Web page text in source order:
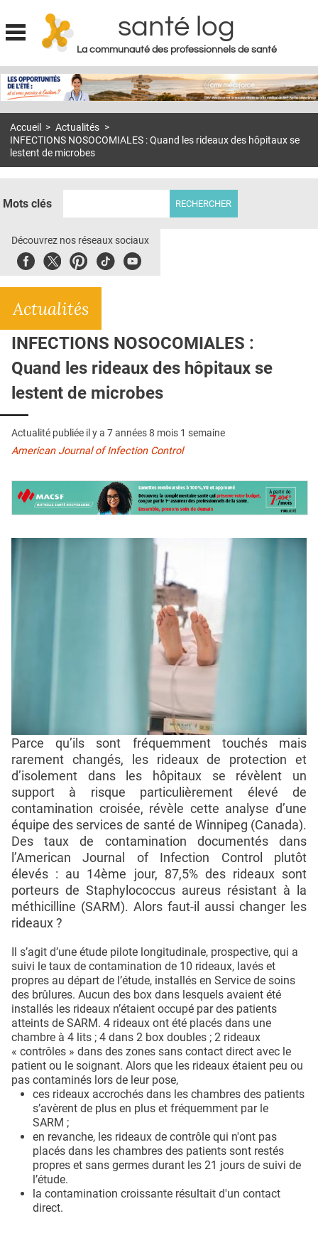
Jump to navigation
santé log
La communauté des professionnels de santé
MON COMPTE
S'ABONNER À LA REVUE SOIN À DOMICILE
E-REVUE SAD
THÉMA
CRÉDITS
Accueil > Actualités >
INFECTIONS NOSOCOMIALES : Quand les rideaux des hôpitaux se
lestent de microbes
Mots clés
Découvrez nos réseaux sociaux
FacebookTwitterPinterest
TiktokYoubute
Actualités
INFECTIONS NOSOCOMIALES :
Quand les rideaux des hôpitaux se
lestent de microbes
Actualité publiée il y a 7 années 8 mois 1 semaine
American Journal of Infection Control
Parce qu’ils sont fréquemment touchés mais
rarement changés, les rideaux de protection et
d’isolement dans les hôpitaux se révèlent un
support à risque particulièrement élevé de
contamination croisée, révèle cette analyse d’une
équipe des services de santé de Winnipeg (Canada).
Des taux de contamination documentés dans
l’American Journal of Infection Control plutôt
élevés : au 14ème jour, 87,5% des rideaux sont
porteurs de Staphylococcus aureus résistant à la
méthicilline (SARM). Alors faut-il aussi changer les
rideaux ?
Il s’agit d’une étude pilote longitudinale, prospective, qui a
suivi le taux de contamination de 10 rideaux, lavés et
propres au départ de l’étude, installés en Service de soins
des brûlures. Aucun des box dans lesquels avaient été
installés les rideaux n’étaient occupé par des patients
atteints de SARM. 4 rideaux ont été placés dans une
chambre à 4 lits ; 4 dans 2 box doubles ; 2 rideaux
« contrôles » dans des zones sans contact direct avec le
patient ou le soignant. Alors que les rideaux étaient peu ou
pas contaminés lors de leur pose,
ces rideaux accrochés dans les chambres des patients
s’avèrent de plus en plus et fréquemment par le
SARM ;
en revanche, les rideaux de contrôle qui n'ont pas
placés dans les chambres des patients sont restés
propres et sans germes durant les 21 jours de suivi de
l’étude.
la contamination croissante résultait d'un contact
direct.